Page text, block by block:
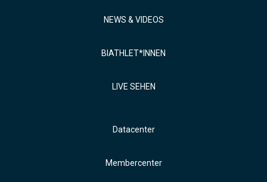
NEWS & VIDEOS
BIATHLET*INNEN
LIVE SEHEN
Datacenter
Membercenter